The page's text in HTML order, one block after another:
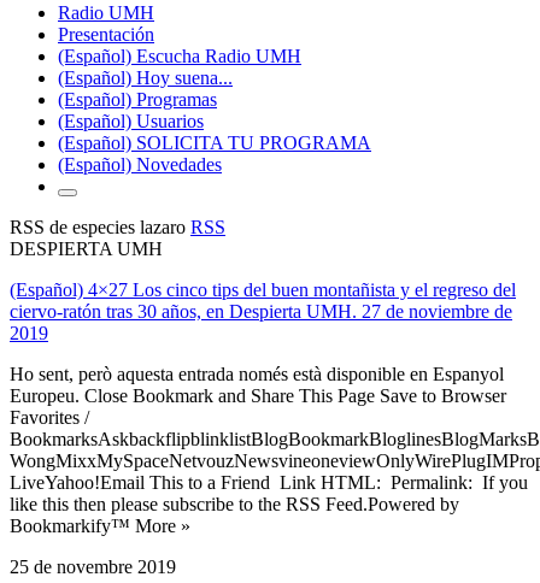
Radio UMH
Presentación
(Español) Escucha Radio UMH
(Español) Hoy suena...
(Español) Programas
(Español) Usuarios
(Español) SOLICITA TU PROGRAMA
(Español) Novedades
RSS de especies lazaro RSS
DESPIERTA UMH
(Español) 4×27 Los cinco tips del buen montañista y el regreso del
ciervo-ratón tras 30 años, en Despierta UMH. 27 de noviembre de
2019
Ho sent, però aquesta entrada només està disponible en Espanyol
Europeu. Close Bookmark and Share This Page Save to Browser
Favorites /
LiveYahoo!Email This to a Friend Link HTML: Permalink: If you
like this then please subscribe to the RSS Feed.Powered by
Bookmarkify™ More »
25 de novembre 2019